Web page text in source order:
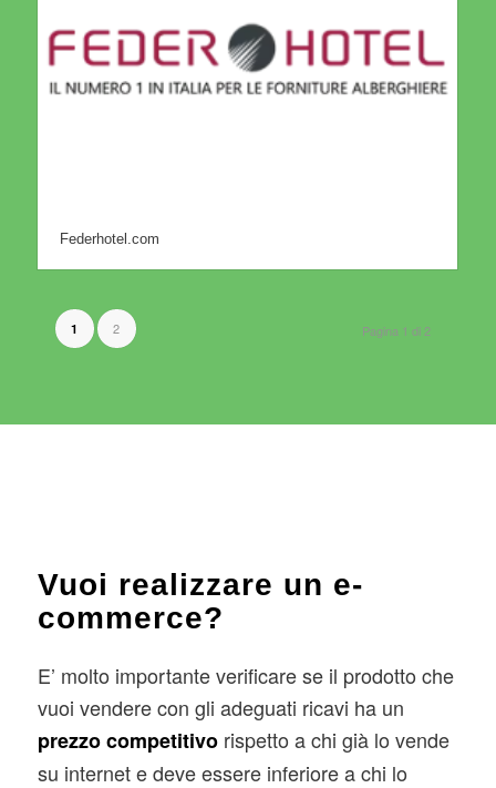
Federhotel.com
Pagina 1 di 2
1 2
Vuoi realizzare un e-
commerce?
E’ molto importante verificare se il prodotto che
vuoi vendere con gli adeguati ricavi ha un
prezzo competitivorispetto a chi già lo vende
su internet e deve essere inferiore a chi lo